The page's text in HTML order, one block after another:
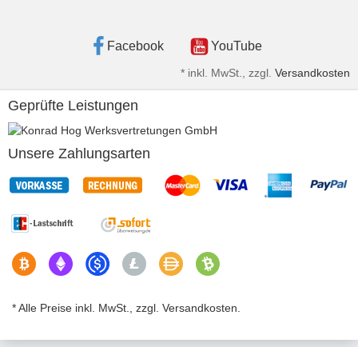
Facebook YouTube
* inkl. MwSt., zzgl. Versandkosten
Geprüfte Leistungen
Unsere Zahlungsarten
* Alle Preise inkl. MwSt., zzgl. Versandkosten.